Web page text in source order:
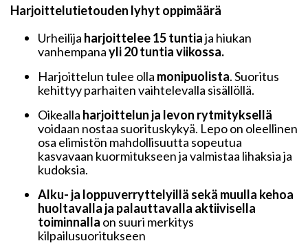
Harjoittelutietouden lyhyt oppimäärä
Urheilija harjoittelee 15 tuntiaja hiukan
vanhempanayli 20 tuntia viikossa.
Harjoittelun tulee olla monipuolista. Suoritus
kehittyy parhaiten vaihtelevalla sisällöllä.
Oikealla harjoittelun ja levon rytmityksellä
voidaan nostaa suorituskykyä. Lepo on oleellinen
osa elimistön mahdollisuutta sopeutua
kasvavaan kuormitukseen ja valmistaa lihaksia ja
kudoksia.
Alku- ja loppuverryttelyillä sekä muulla kehoa
huoltavalla ja palauttavalla aktiivisella
toiminnalla on suuri merkitys
kilpailusuoritukseen